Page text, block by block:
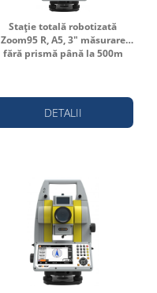
Stație totală robotizată
Zoom95 R, A5, 3" măsurare
fără prismă până la 500m
DETALII